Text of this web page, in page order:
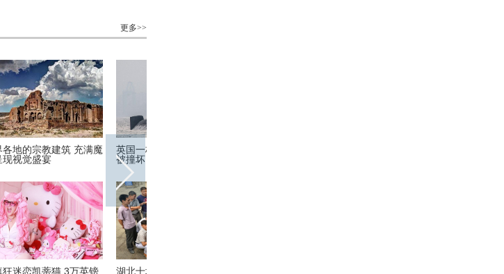
更多>>
非洲弟子少林寺修行 释永信出席
开班仪式
万万没想到！9岁女孩头竟皮植